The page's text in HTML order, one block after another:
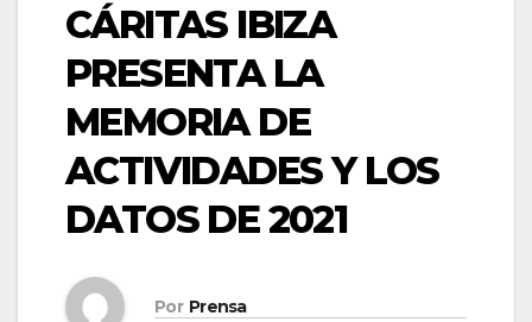
CÁRITAS IBIZA
PRESENTA LA
MEMORIA DE
ACTIVIDADES Y LOS
DATOS DE 2021
Por Prensa